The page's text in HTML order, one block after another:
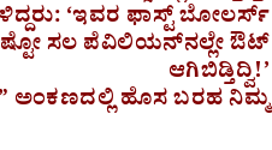
‘ಇವರ ಫಾಸ್ಟ್ ಬೋಲರ್ಸ್‌
ಸಲ ಪೆವಿಲಿಯನ್‌ನಲ್ಲೇ ಔಟ್
ಆಗಿಬಿಡ್ತಿದ್ವಿ!’
ಅಂಕಣದಲ್ಲಿ ಹೊಸ ಬರಹ ನಿಮ್ಮ